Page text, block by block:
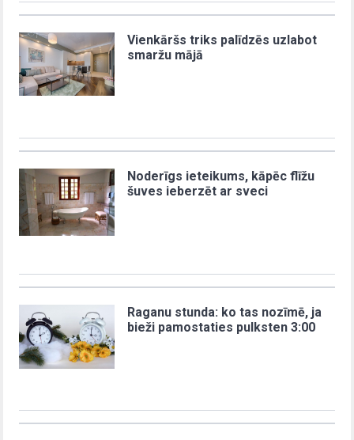
Vienkāršs triks palīdzēs uzlabot
smaržu mājā
Noderīgs ieteikums, kāpēc flīžu
šuves ieberzēt ar sveci
Raganu stunda: ko tas nozīmē, ja
bieži pamostaties pulksten 3:00